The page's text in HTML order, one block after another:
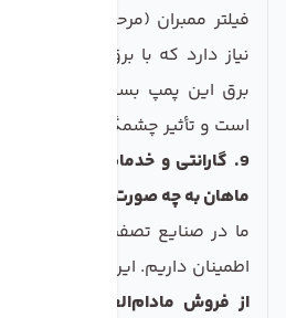
فیلتر ممبران (مرحله اصلی
نیاز دارد که با برق کار می‌کند.
برق این پمپ بسیار پایین و
است و تأثیر چشمگیری بر هزینه
9. گارانتی و خدمات پس از
ماهان به چه صورت است؟
ما در صنایع تصفیه آب ماهان
اطمینان داریم. این دستگاه با
از فروش مادام‌العمر